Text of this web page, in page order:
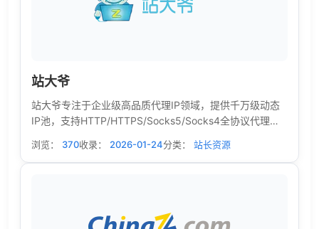
站大爷
站大爷专注于企业级高品质代理IP领域，提供千万级动态
IP池，支持HTTP/HTTPS/Socks5/Socks4全协议代理，
数据采集、AI训练、市场分析等场景提供高性能的IP代理
基础设施。
浏览： 370收录： 2026-01-24分类： 站长资源